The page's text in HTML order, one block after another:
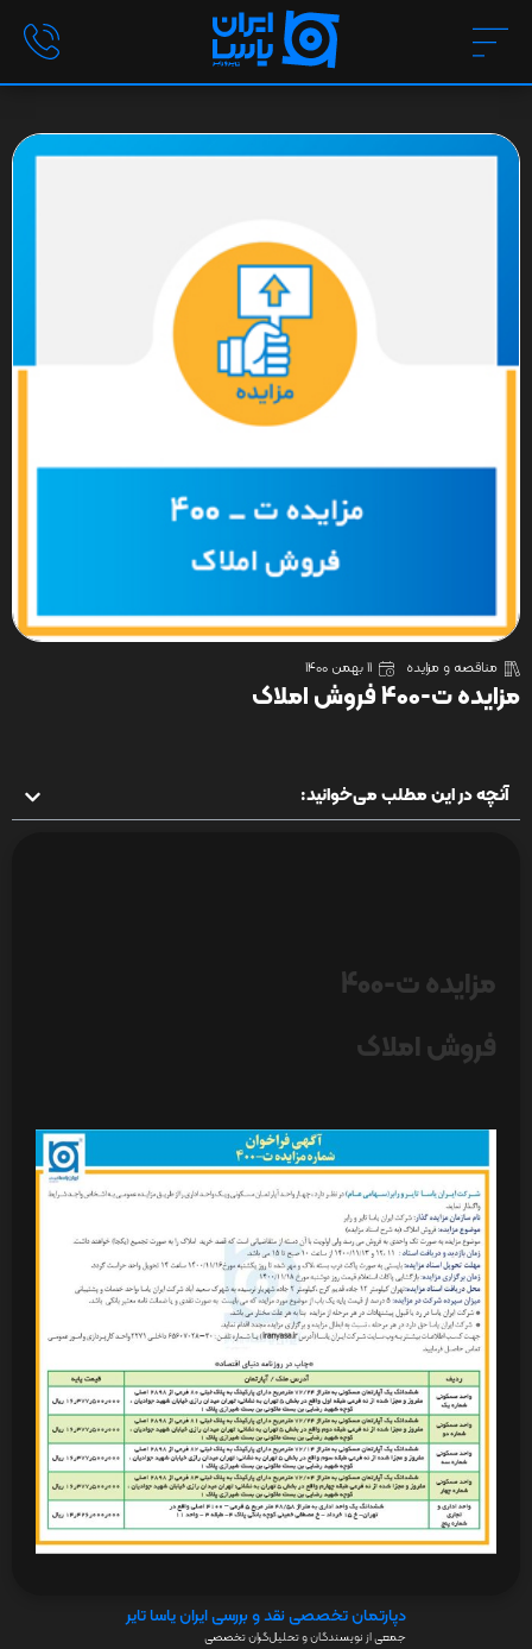
مناقصه و مزایده 11 بهمن 1400
مزایده ت-400 فروش املاک
آنچه در این مطلب می‌خوانید:
مزایده ت-400
فروش املاک
دپارتمان تخصصی نقد و بررسی ایران یاسا تایر
جمعی از نویسندگان و تحلیل‌گران تخصصی